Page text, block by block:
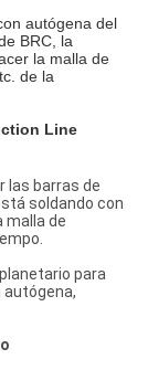
autógena del
BRC, la
la malla de
de la
Line
las barras de
soldando con
malla de
para
autógena,